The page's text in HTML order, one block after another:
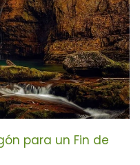
para un Fin de